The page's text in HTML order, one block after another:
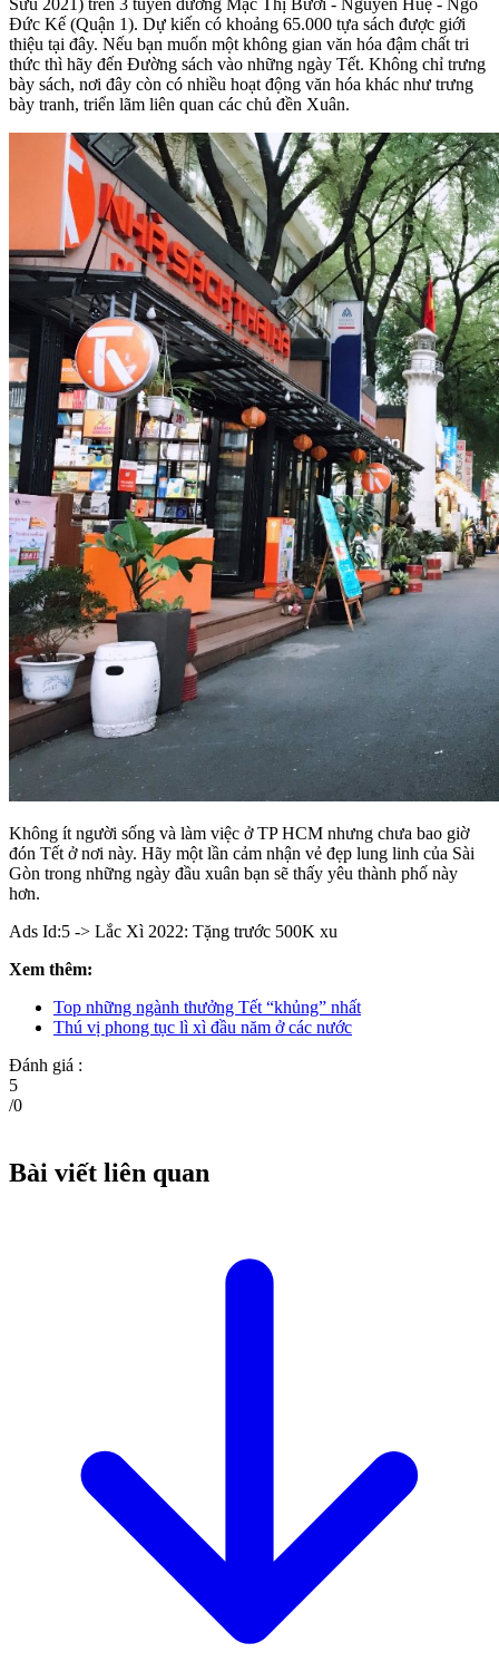
Sửu 2021) trên 3 tuyến đường Mạc Thị Bưởi - Nguyễn Huệ - Ngô
Đức Kế (Quận 1). Dự kiến có khoảng 65.000 tựa sách được giới
thiệu tại đây. Nếu bạn muốn một không gian văn hóa đậm chất tri
thức thì hãy đến Đường sách vào những ngày Tết. Không chỉ trưng
bày sách, nơi đây còn có nhiều hoạt động văn hóa khác như trưng
bày tranh, triển lãm liên quan các chủ đền Xuân.
Không ít người sống và làm việc ở TP HCM nhưng chưa bao giờ
đón Tết ở nơi này. Hãy một lần cảm nhận vẻ đẹp lung linh của Sài
Gòn trong những ngày đầu xuân bạn sẽ thấy yêu thành phố này
hơn.
Ads Id:5 -> Lắc Xì 2022: Tặng trước 500K xu
Xem thêm:
Top những ngành thưởng Tết “khủng” nhất
Thú vị phong tục lì xì đầu năm ở các nước
Đánh giá :
5
/0
Bài viết liên quan